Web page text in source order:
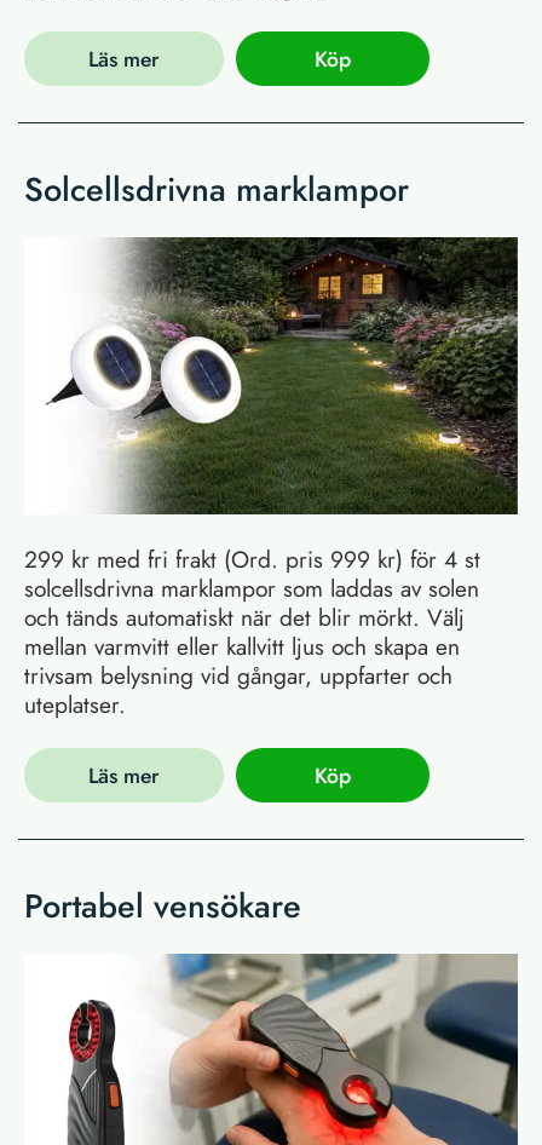
Läs mer Köp
Solcellsdrivna marklampor
299 kr med fri frakt (Ord. pris 999 kr) för 4 st
solcellsdrivna marklampor som laddas av solen
och tänds automatiskt när det blir mörkt. Välj
mellan varmvitt eller kallvitt ljus och skapa en
trivsam belysning vid gångar, uppfarter och
uteplatser.
Läs mer Köp
Portabel vensökare